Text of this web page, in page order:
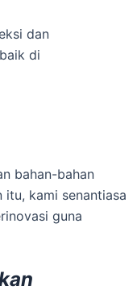
bahan-bahan
kami senantiasa
guna